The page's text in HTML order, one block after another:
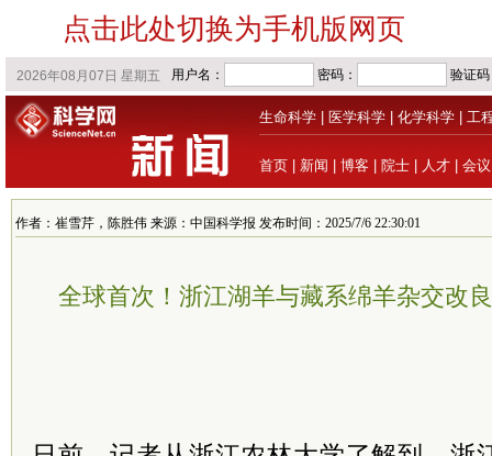
点击此处切换为手机版网页
生命科学 医学科学 化学科学 工
首页 新闻 博客 院士 人才 会议
作者：崔雪芹，陈胜伟 来源：中国科学报 发布时间：2025/7/6 22:30:01
全球首次！浙江湖羊与藏系绵羊杂交改